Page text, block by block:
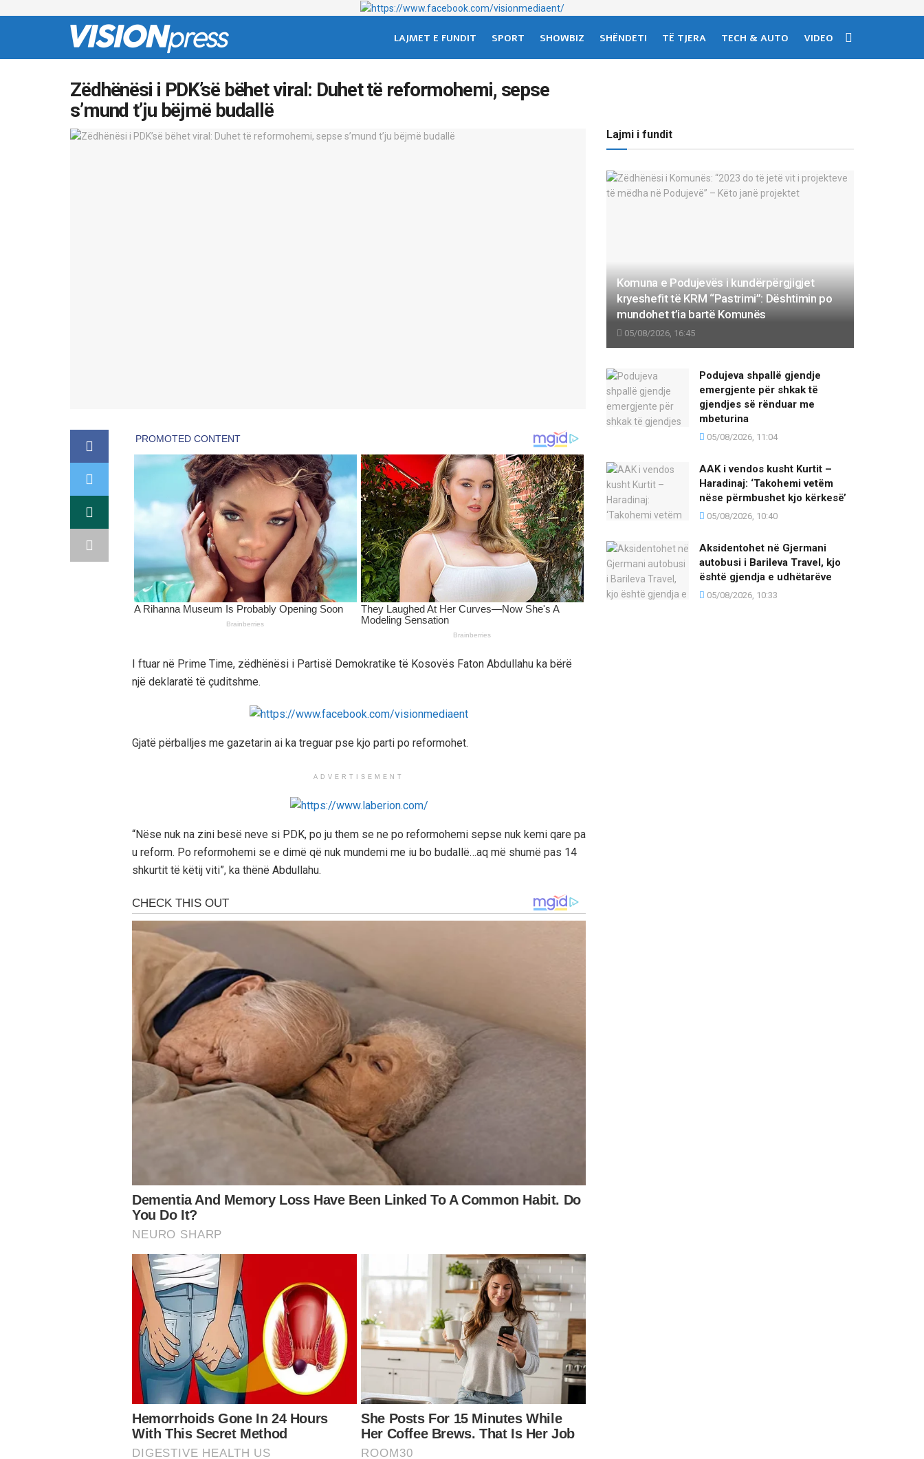
LAJMET E FUNDIT SPORT SHOWBIZ SHËNDETI TË TJERA TECH & AUTO VIDEO
Zëdhënësi i PDK’së bëhet viral: Duhet të reformohemi, sepse
s’mund t’ju bëjmë budallë
I ftuar në Prime Time, zëdhënësi i Partisë Demokratike të Kosovës Faton Abdullahu ka bërë
një deklaratë të çuditshme.
Gjatë përballjes me gazetarin ai ka treguar pse kjo parti po reformohet.
ADVERTISEMENT
“Nëse nuk na zini besë neve si PDK, po ju them se ne po reformohemi sepse nuk kemi qare pa
u reform. Po reformohemi se e dimë që nuk mundemi me iu bo budallë…aq më shumë pas 14
shkurtit të këtij viti”, ka thënë Abdullahu.
Lajmi i fundit
Komuna e Podujevës i kundërpërgjigjet
kryeshefit të KRM “Pastrimi”: Dështimin po
mundohet t’ia bartë Komunës
05/08/2026, 16:45
Podujeva shpallë gjendje
emergjente për shkak të
gjendjes së rënduar me
mbeturina
05/08/2026, 11:04
AAK i vendos kusht Kurtit –
Haradinaj: ‘Takohemi vetëm
nëse përmbushet kjo kërkesë’
05/08/2026, 10:40
Aksidentohet në Gjermani
autobusi i Barileva Travel, kjo
është gjendja e udhëtarëve
05/08/2026, 10:33